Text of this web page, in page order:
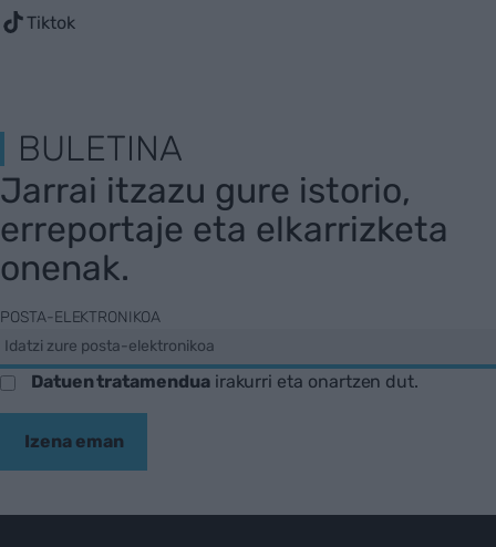
Tiktok
BULETINA
Jarrai itzazu gure istorio,
erreportaje eta elkarrizketa
onenak.
POSTA-ELEKTRONIKOA
Datuen tratamenduairakurri eta onartzen dut.
Izena eman